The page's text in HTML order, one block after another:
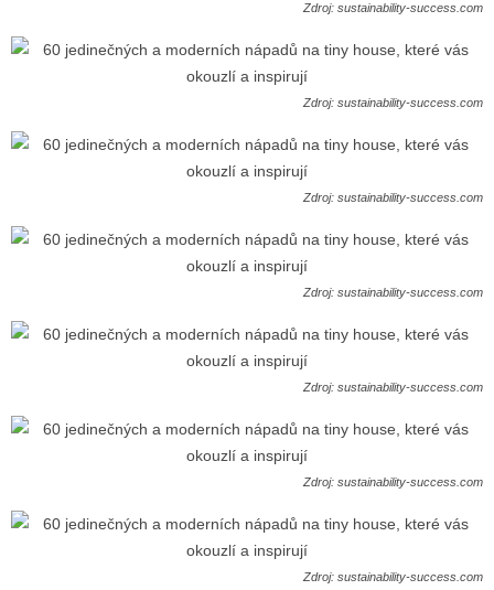
Zdroj: sustainability-success.com
Zdroj: sustainability-success.com
Zdroj: sustainability-success.com
Zdroj: sustainability-success.com
Zdroj: sustainability-success.com
Zdroj: sustainability-success.com
Zdroj: sustainability-success.com